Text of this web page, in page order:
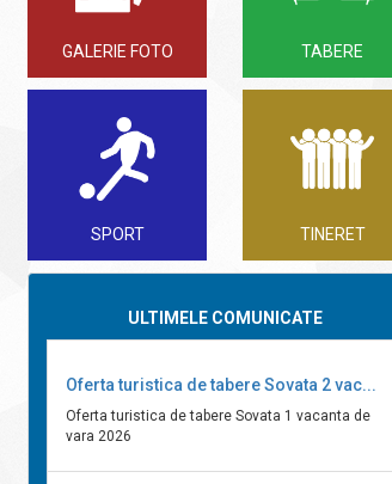
GALERIE FOTO TABERE
SPORT TINERET
ULTIMELE COMUNICATE
Oferta turistica de tabere Sovata 2 vac...
Oferta turistica de tabere Sovata 1 vacanta de
vara 2026